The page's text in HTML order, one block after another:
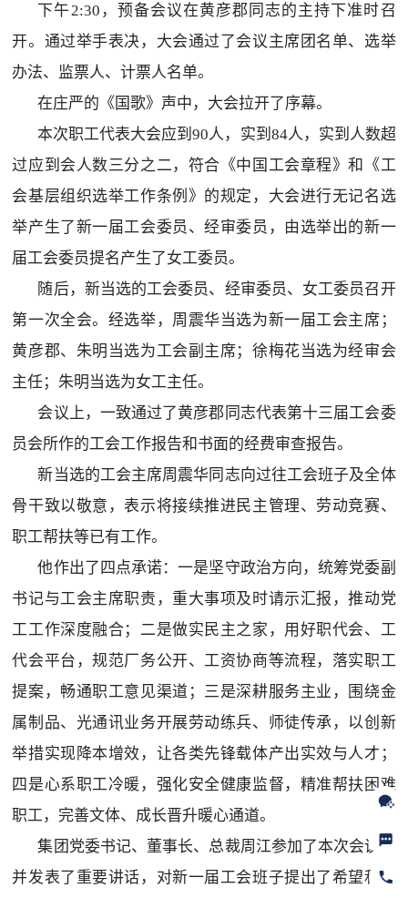
下午2:30，预备会议在黄彦郡同志的主持下准时召
开。通过举手表决，大会通过了会议主席团名单、选举
办法、监票人、计票人名单。
在庄严的《国歌》声中，大会拉开了序幕。
本次职工代表大会应到90人，实到84人，实到人数超
过应到会人数三分之二，符合《中国工会章程》和《工
会基层组织选举工作条例》的规定，大会进行无记名选
举产生了新一届工会委员、经审委员，由选举出的新一
届工会委员提名产生了女工委员。
随后，新当选的工会委员、经审委员、女工委员召开
第一次全会。经选举，周震华当选为新一届工会主席；
黄彦郡、朱明当选为工会副主席；徐梅花当选为经审会
主任；朱明当选为女工主任。
会议上，一致通过了黄彦郡同志代表第十三届工会委
员会所作的工会工作报告和书面的经费审查报告。
新当选的工会主席周震华同志向过往工会班子及全体
骨干致以敬意，表示将接续推进民主管理、劳动竞赛、
职工帮扶等已有工作。
他作出了四点承诺：一是坚守政治方向，统筹党委副
书记与工会主席职责，重大事项及时请示汇报，推动党
工工作深度融合；二是做实民主之家，用好职代会、工
代会平台，规范厂务公开、工资协商等流程，落实职工
提案，畅通职工意见渠道；三是深耕服务主业，围绕金
属制品、光通讯业务开展劳动练兵、师徒传承，以创新
举措实现降本增效，让各类先锋载体产出实效与人才；
四是心系职工冷暖，强化安全健康监督，精准帮扶困难
职工，完善文体、成长晋升暖心通道。
集团党委书记、董事长、总裁周江参加了本次会议，
并发表了重要讲话，对新一届工会班子提出了希望和要